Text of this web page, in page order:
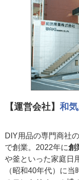
【運営会社】 和
DIY用品の専門商社
で創業。2022年に創
や釜といった家庭日
（昭和40年代）に